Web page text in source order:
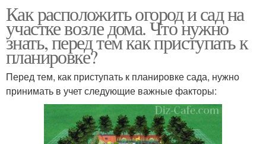
Как расположить огород и сад на
участке возле дома. Что нужно
знать, перед тем как приступать к
планировке?
Перед тем, как приступать к планировке сада, нужно
принимать в учет следующие важные факторы: